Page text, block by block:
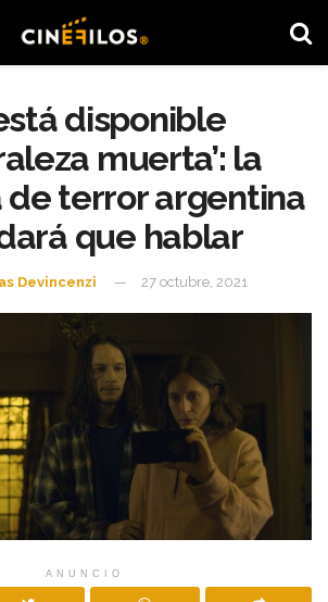
disponible
muerta’: la
terror argentina
que hablar
Devincenzi 27 octubre, 2021
ANUNCIO